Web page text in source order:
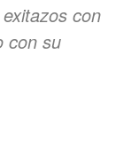
con
con su